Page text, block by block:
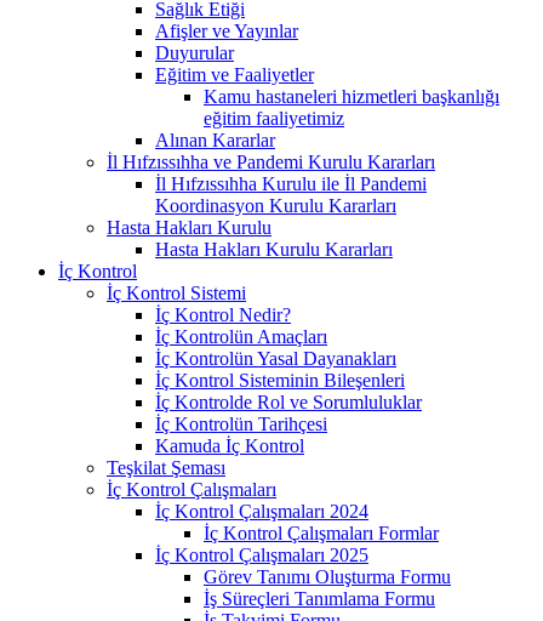
Sağlık Etiği
Afişler ve Yayınlar
Duyurular
Eğitim ve Faaliyetler
Kamu hastaneleri hizmetleri başkanlığı
eğitim faaliyetimiz
Alınan Kararlar
İl Hıfzıssıhha ve Pandemi Kurulu Kararları
İl Hıfzıssıhha Kurulu ile İl Pandemi
Koordinasyon Kurulu Kararları
Hasta Hakları Kurulu
Hasta Hakları Kurulu Kararları
İç Kontrol
İç Kontrol Sistemi
İç Kontrol Nedir?
İç Kontrolün Amaçları
İç Kontrolün Yasal Dayanakları
İç Kontrol Sisteminin Bileşenleri
İç Kontrolde Rol ve Sorumluluklar
İç Kontrolün Tarihçesi
Kamuda İç Kontrol
Teşkilat Şeması
İç Kontrol Çalışmaları
İç Kontrol Çalışmaları 2024
İç Kontrol Çalışmaları Formlar
İç Kontrol Çalışmaları 2025
Görev Tanımı Oluşturma Formu
İş Süreçleri Tanımlama Formu